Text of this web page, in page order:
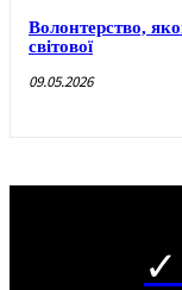
Волонтерство,
світової
09.05.2026
✓